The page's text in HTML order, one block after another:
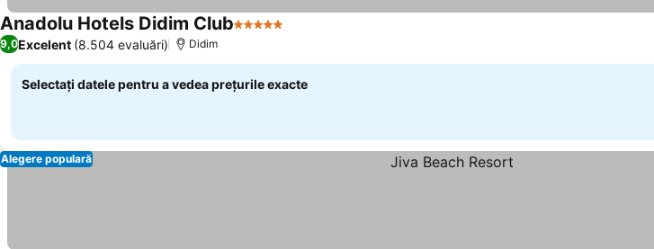
Anadolu Hotels Didim Club5 Stele
9,0Excelent (8.504 evaluări) Didim
Selectați datele pentru a vedea prețurile exacte
Alegere populară